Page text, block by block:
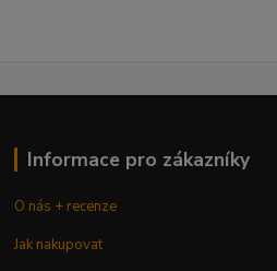
Informace pro zákazníky
O nás + recenze
Jak nakupovat